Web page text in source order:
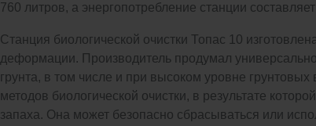
760 литров, а энергопотребление станции составляет
Станция биологической очистки Топас 10
деформации. Производитель продумал
грунта, в том числе и при высоком уровне
методов биологической очистки, в результате
запаха. Она может безопасно сбрасываться или